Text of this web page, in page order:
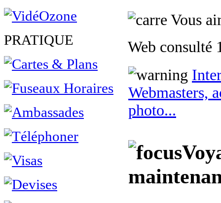
PRATIQUE
Vous
Web consulté
Webmasters,
photo...